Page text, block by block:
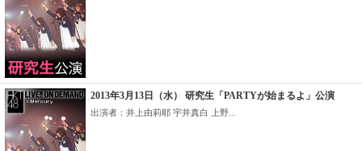
2013年3月13日（水） 研究生「PARTYが始まるよ」公演
出演者：井上由莉耶 宇井真白 上野...